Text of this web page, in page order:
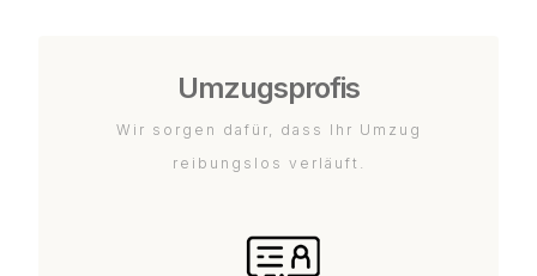
Umzugsprofis
Wir sorgen dafür, dass Ihr Umzug
reibungslos verläuft.